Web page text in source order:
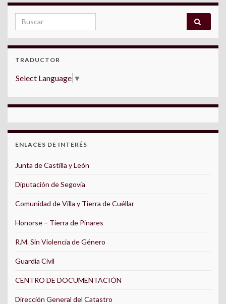
Search for:
TRADUCTOR
Select Language ▼
ENLACES DE INTERÉS
Junta de Castilla y León
Diputación de Segovia
Comunidad de Villa y Tierra de Cuéllar
Honorse – Tierra de Pinares
R.M. Sin Violencia de Género
Guardia Civil
CENTRO DE DOCUMENTACIÓN
Dirección General del Catastro